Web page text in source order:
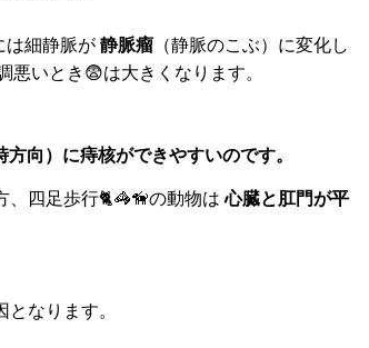
は細静脈が 静脈瘤 （静脈のこぶ）に変化し
いとき😨は大きくなります。
向）に痔核ができやすいのです。
四足歩行🐈🦓🦮の動物は 心臓と肛門が平
なります。